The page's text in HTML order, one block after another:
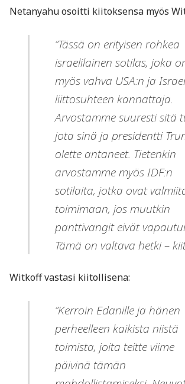
Netanyahu osoitti kiitoksensa myös
”Tässä on erityisen rohkea
israelilainen sotilas, joka
myös vahva USA:n ja
liittosuhteen kannattaja.
Arvostamme suuresti sitä
jota sinä ja presidentti
olette antaneet. Tietenkin
arvostamme myös IDF:n
sotilaita, jotka ovat
toimimaan, jos muutkin
panttivangit eivät
Tämä on valtava hetki –
Witkoff vastasi kiitollisena:
”Kerroin Edanille ja hänen
perheelleen kaikista niistä
toimista, joita teitte viime
päivinä tämän